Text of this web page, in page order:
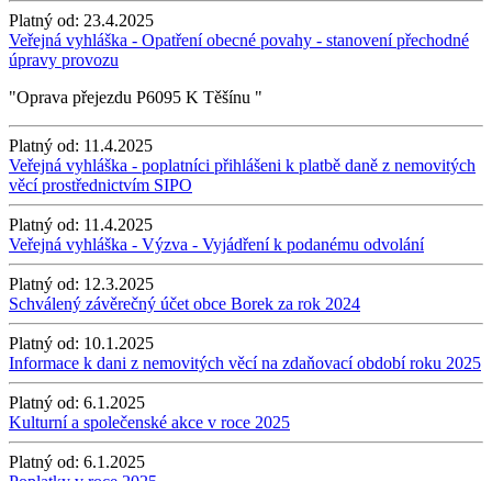
Platný od: 23.4.2025
Veřejná vyhláška - Opatření obecné povahy - stanovení přechodné
úpravy provozu
"Oprava přejezdu P6095 K Těšínu "
Platný od: 11.4.2025
Veřejná vyhláška - poplatníci přihlášeni k platbě daně z nemovitých
věcí prostřednictvím SIPO
Platný od: 11.4.2025
Veřejná vyhláška - Výzva - Vyjádření k podanému odvolání
Platný od: 12.3.2025
Schválený závěrečný účet obce Borek za rok 2024
Platný od: 10.1.2025
Informace k dani z nemovitých věcí na zdaňovací období roku 2025
Platný od: 6.1.2025
Kulturní a společenské akce v roce 2025
Platný od: 6.1.2025